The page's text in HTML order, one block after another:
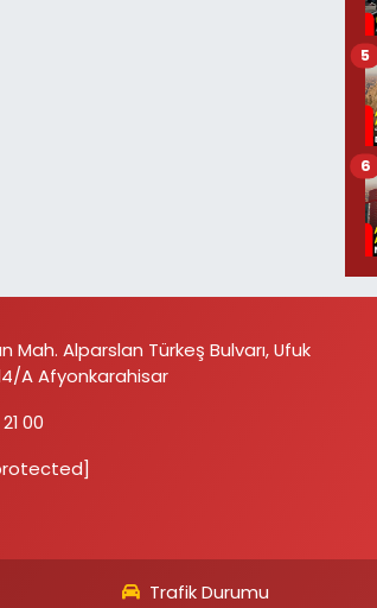
5
6
Mah. Alparslan Türkeş Bulvarı, Ufuk
A Afyonkarahisar
00
Trafik Durumu